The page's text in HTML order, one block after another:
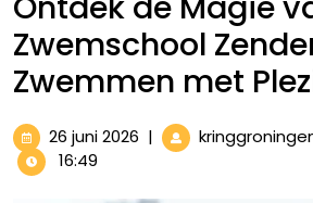
Zwemschool
Zwemmen met
26 juni 2026 26|
16:49